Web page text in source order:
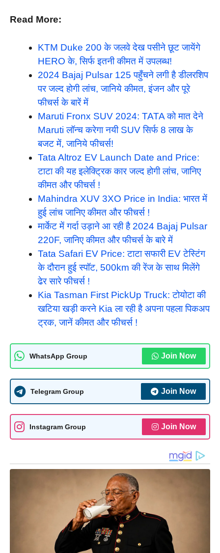
Read More:
KTM Duke 200 के जलवे देख पसीने छूट जायेंगे
HERO के, सिर्फ इतनी कीमत में उपलब्ध!
2024 Bajaj Pulsar 125 पहुँचने लगी है डीलरशिप
पर जल्द होगी लांच, जानिये कीमत, इंजन और पूरे
फीचर्स के बारें में
Maruti Fronx SUV 2024: TATA को मात देने
Maruti लॉन्च करेगा नयी SUV सिर्फ 8 लाख के
बजट में, जानिये फीचर्स!
Tata Altroz EV Launch Date and Price:
टाटा की यह इलेक्ट्रिक कार जल्द होगी लांच, जानिए
कीमत और फीचर्स !
Mahindra XUV 3XO Price in India: भारत में
हुई लांच जानिए कीमत और फीचर्स !
मार्केट में गर्दा उड़ाने आ रही है 2024 Bajaj Pulsar
220F, जानिए कीमत और फीचर्स के बारे में
Tata Safari EV Price: टाटा सफारी EV टेस्टिंग
के दौरान हुई स्पॉट, 500km की रेंज के साथ मिलेंगे
ढेर सारे फीचर्स !
Kia Tasman First PickUp Truck: टोयोटा की
खटिया खड़ी करने Kia ला रही है अपना पहला पिकअप
ट्रक, जानें कीमत और फीचर्स !
WhatsApp Group Join Now
Telegram Group Join Now
Instagram Group Join Now